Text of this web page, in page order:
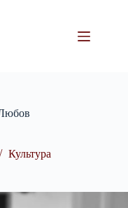
Культура